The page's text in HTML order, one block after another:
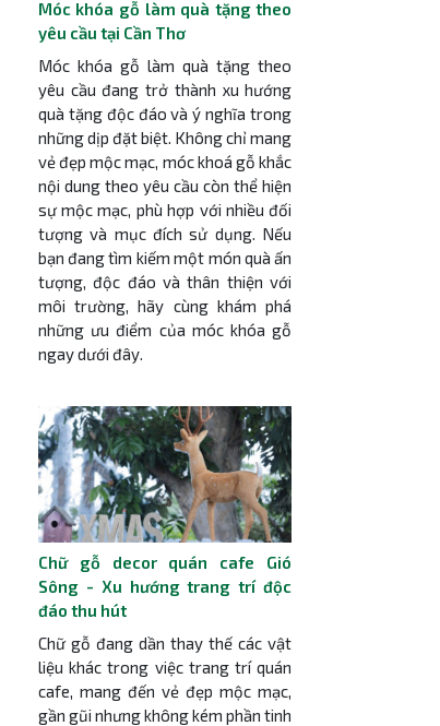
Móc khóa gỗ làm quà tặng theo
yêu cầu tại Cần Thơ
Móc khóa gỗ làm quà tặng theo
yêu cầu đang trở thành xu hướng
quà tặng độc đáo và ý nghĩa trong
những dịp đặt biệt. Không chỉ mang
vẻ đẹp mộc mạc, móc khoá gỗ khắc
nội dung theo yêu cầu còn thể hiện
sự mộc mạc, phù hợp với nhiều đối
tượng và mục đích sử dụng. Nếu
bạn đang tìm kiếm một món quà ấn
tượng, độc đáo và thân thiện với
môi trường, hãy cùng khám phá
những ưu điểm của móc khóa gỗ
ngay dưới đây.
Chữ gỗ decor quán cafe Gió
Sông - Xu hướng trang trí độc
đáo thu hút
Chữ gỗ đang dần thay thế các vật
liệu khác trong việc trang trí quán
cafe, mang đến vẻ đẹp mộc mạc,
gần gũi nhưng không kém phần tinh